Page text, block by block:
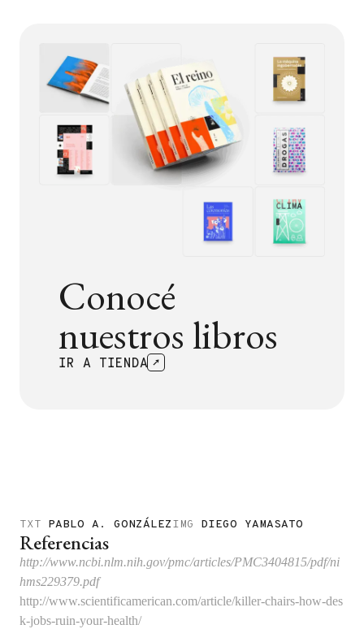
Conocé
nuestros libros
IR A TIENDA
TXT PABLO A. GONZÁLEZIMG DIEGO YAMASATO
Referencias
http://www.ncbi.nlm.nih.gov/pmc/articles/PMC3404815/pdf/ni
hms229379.pdf
http://www.scientificamerican.com/article/killer-chairs-how-des
k-jobs-ruin-your-health/